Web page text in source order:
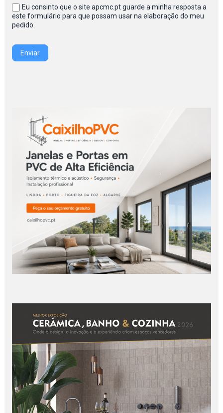
Eu consinto que o site apcmc.pt guarde a minha resposta a
este formulário para que possam usar na elaboração do meu
pedido.
Enviar